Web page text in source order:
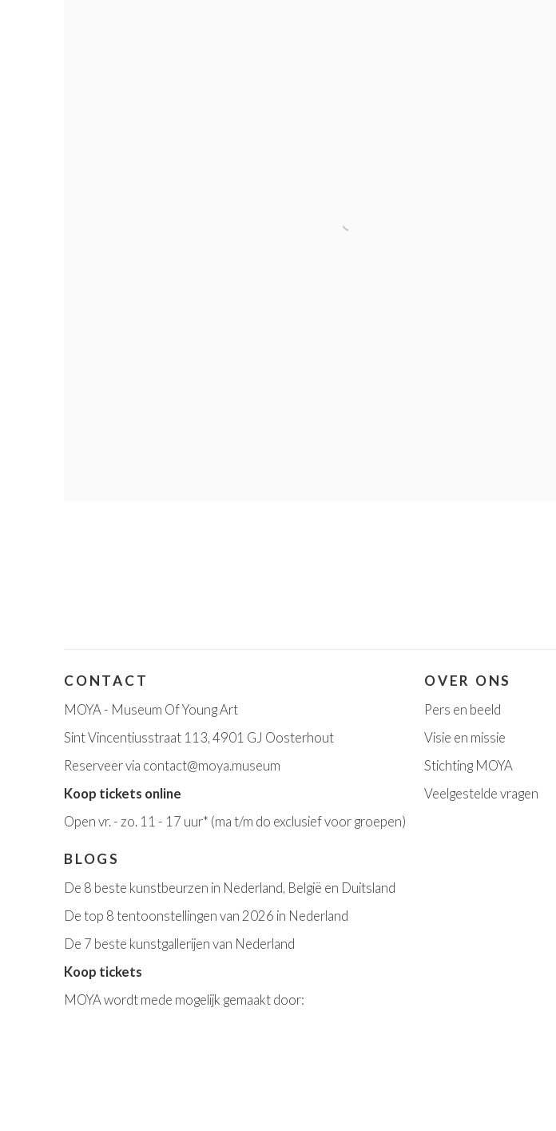
CONTACT
MOYA - Museum Of Young Art
Sint Vincentiusstraat 113, 4901 GJ Oosterhout
Reserveer via contact@moya.museum
Koop tickets online
Open vr. - zo. 11 - 17 uur* (ma t/m do exclusief voor groepen)
OVER ONS
Pers en beeld
Visie en missie
Stichting MOYA
Veelgestelde vragen
BLOGS
De 8 beste kunstbeurzen in Nederland, België en Duitsland
De top 8 tentoonstellingen van 2026 in Nederland
De 7 beste kunstgallerijen van Nederland
Koop tickets
MOYA wordt mede mogelijk gemaakt door: